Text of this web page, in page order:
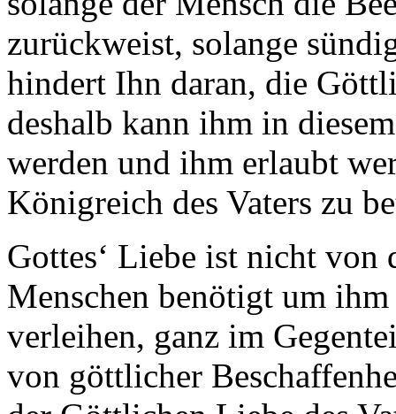
zurückweist, solange
hindert Ihn daran, die
deshalb kann ihm in
werden und ihm erlaubt
Königreich des Vaters zu
Gottes‘ Liebe ist nicht von
Menschen benötigt um
verleihen, ganz im
von göttlicher